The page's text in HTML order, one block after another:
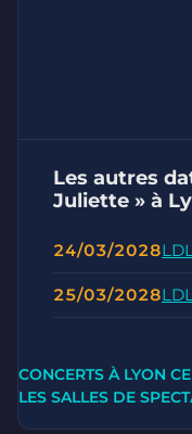
Les autres
Juliette » à
24/03/2028
25/03/2028
CONCERTS À LYON
LES SALLES DE